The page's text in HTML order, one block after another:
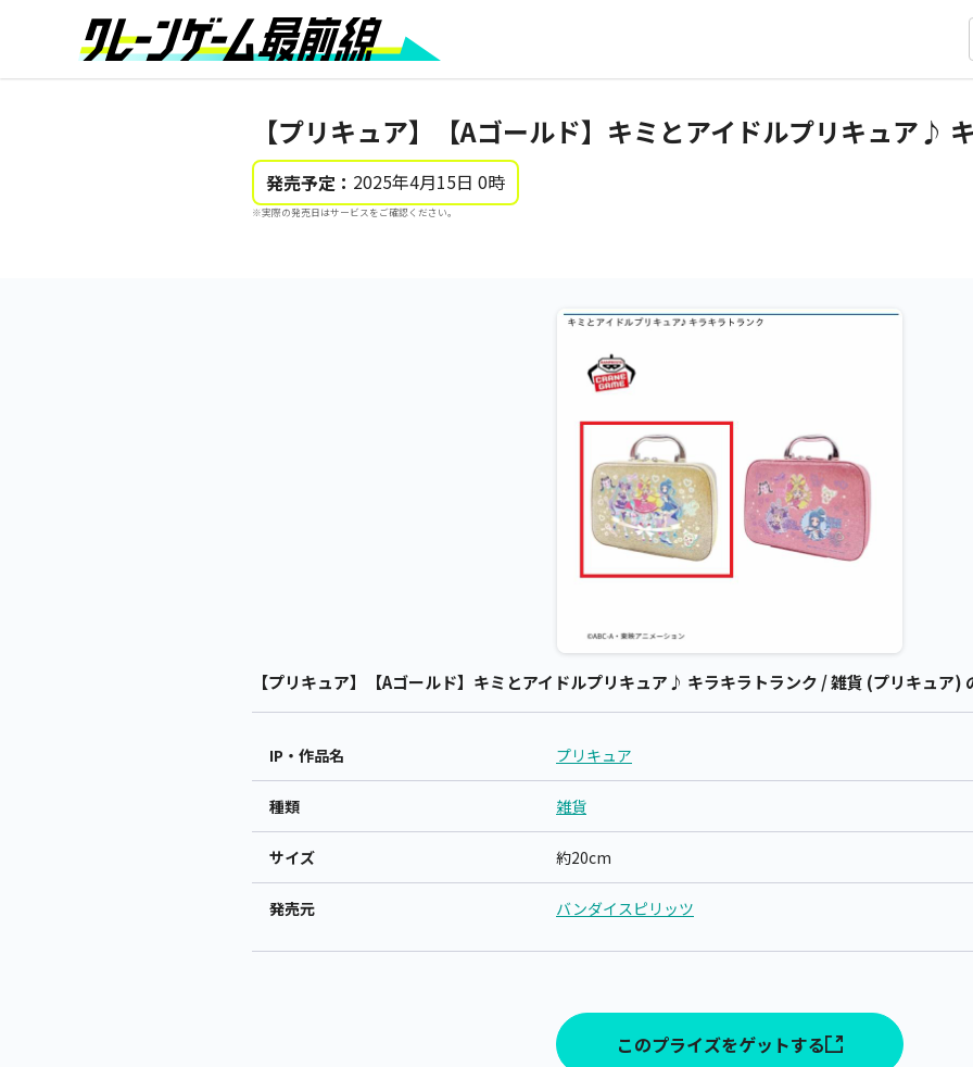
【プリキュア】【Aゴールド】キミとアイドルプリキュア♪
発売予定： 2025年4月15日 0時
※実際の発売日はサービスをご確認ください。
【プリキュア】【Aゴールド】キミとアイドルプリキュア♪ キラキラトランク / 雑貨 (プリキュア)
IP・作品名 プリキュア
種類 雑貨
サイズ 約20cm
発売元 バンダイスピリッツ
このプライズをゲットする